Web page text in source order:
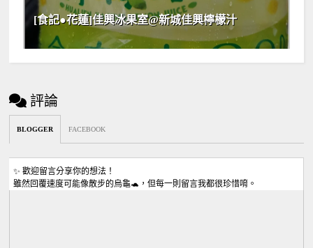
[食記●花蓮]佳興冰果室@新城佳興檸檬汁
評論
BLOGGER FACEBOOK
✨ 歡迎留言分享你的想法！
雖然回覆速度可能像散步的烏龜🐢，但每一則留言我都很珍惜唷。